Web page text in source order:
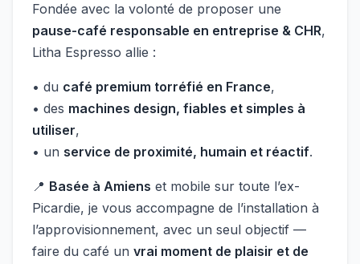
Fondée avec la volonté de proposer une
pause-café responsable en entreprise & CHR,
Litha Espresso allie :
• du café premium torréfié en France,
• des machines design, fiables et simples à
utiliser,
• un service de proximité, humain et réactif.
📍 Basée à Amiens et mobile sur toute l’ex-
Picardie, je vous accompagne de l’installation à
l’approvisionnement, avec un seul objectif —
faire du café un vrai moment de plaisir et de